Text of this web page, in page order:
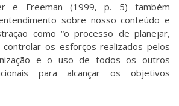
e Freeman (1999, p. 5) também
sobre nosso conteúdo e
como “o processo de planejar,
os esforços realizados pelos
e o uso de todos os outros
para alcançar os objetivos